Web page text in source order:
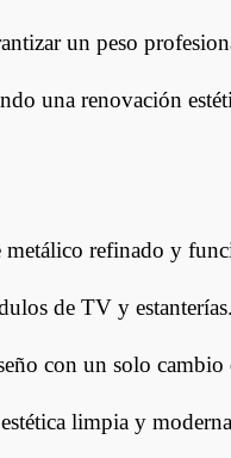
un peso
una renovación
metálico refinado y
de TV y estanterías.
con un solo cambio
limpia y